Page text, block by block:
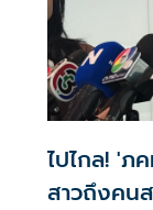
ไปไกล! '
สาวถึงคน